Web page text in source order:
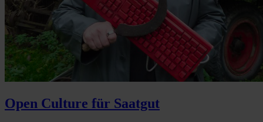
Open Culture für Saatgut